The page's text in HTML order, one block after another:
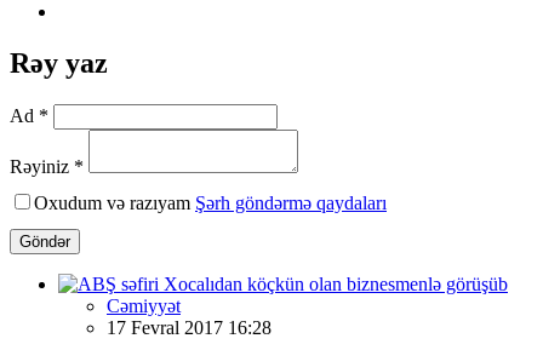
Rəy yaz
Ad *
Rəyiniz *
Oxudum və razıyam Şərh göndərmə qaydaları
Göndər
Cəmiyyət
17 Fevral 2017 16:28